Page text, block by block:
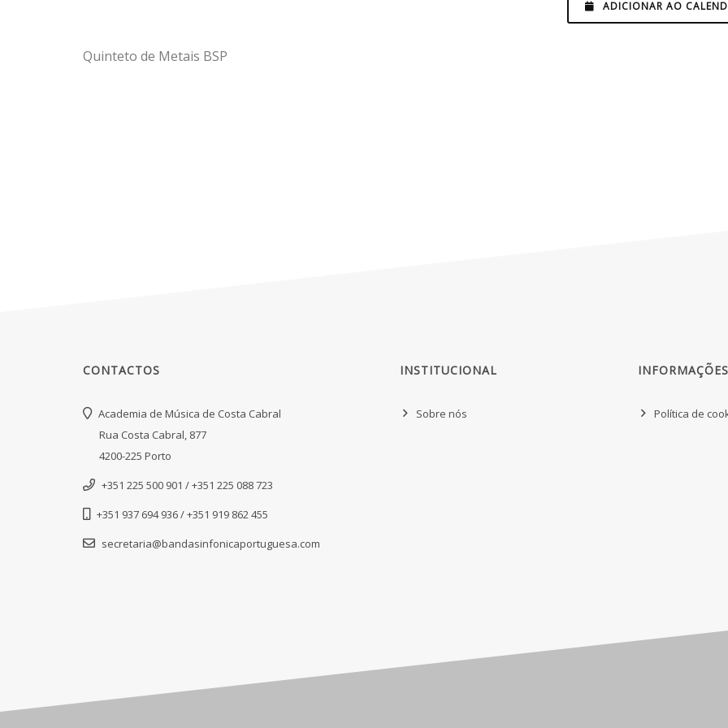
ADICIONAR AO
Quinteto de Metais BSP
CONTACTOS
Academia de Música de Costa Cabral
Rua Costa Cabral, 877
4200-225 Porto
+351 225 500 901 / +351 225 088 723
+351 937 694 936 / +351 919 862 455
secretaria@bandasinfonicaportuguesa.com
INSTITUCIONAL
Sobre nós Política de